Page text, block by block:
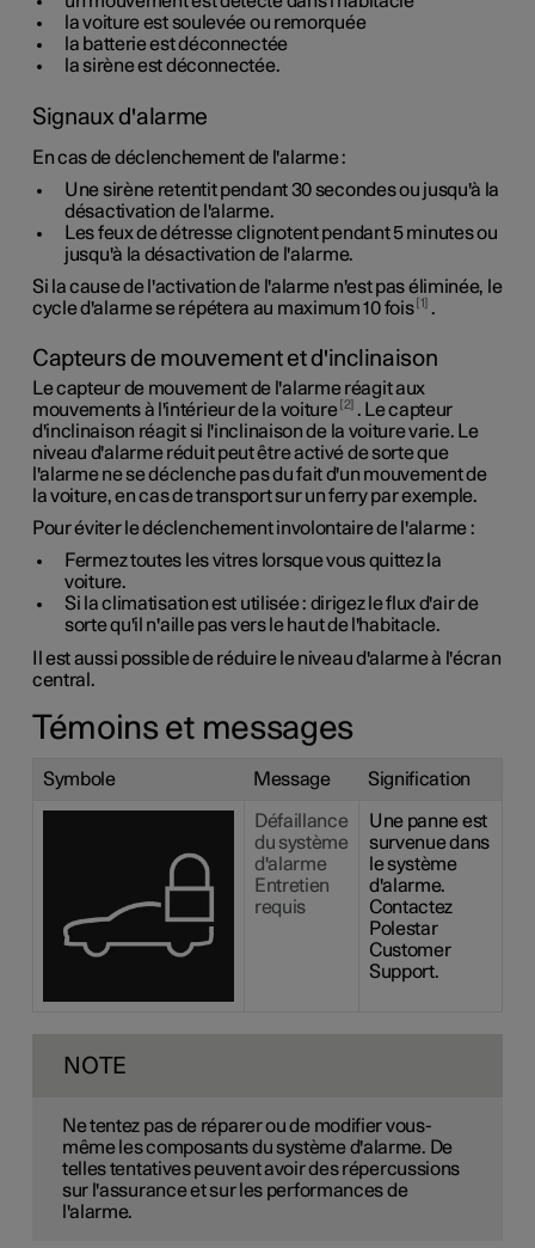
la voiture est soulevée ou remorquée
la batterie est déconnectée
la sirène est déconnectée.
Signaux d'alarme
En cas de déclenchement de l'alarme :
Une sirène retentit pendant30 secondesou jusqu'à la
désactivation de l'alarme.
Les feux de détresse clignotent pendant5 minutesou
jusqu'à la désactivation de l'alarme.
Si la cause de l'activation de l'alarme n'est pas éliminée, le
cycle d'alarme se répétera au maximum 10 fois 1 .
Capteurs de mouvement et d'inclinaison
Le capteur de mouvement de l'alarme réagit aux
mouvements à l'intérieur de la voiture 2 . Le capteur
d'inclinaison réagit si l'inclinaison de la voiture varie. Le
niveau d'alarme réduit peut être activé de sorte que
l'alarme ne se déclenche pas du fait d'un mouvement de
la voiture, en cas de transport sur un ferry par exemple.
Pour éviter le déclenchement involontaire de l'alarme :
Fermez toutes les vitres lorsque vous quittez la
voiture.
Si la climatisation est utilisée : dirigez le flux d'air de
sorte qu'il n'aille pas vers le haut de l'habitacle.
Il est aussi possible de réduire le niveau d'alarme à l'écran
central.
Témoins et messages
Symbole Message Signification
Défaillance
du système
d'alarme
Entretien
requis
Une panne est
survenue dans
le système
d'alarme.
Contactez
Polestar
Customer
Support.
NOTE
Ne tentez pas de réparer ou de modifier vous-
même les composants du système d'alarme. De
telles tentatives peuvent avoir des répercussions
sur l'assurance et sur les performances de
l'alarme.